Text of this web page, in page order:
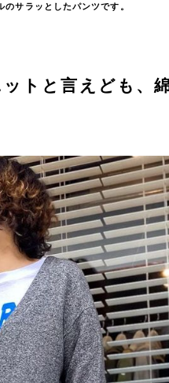
サラッとしたパンツです。
トと言えども、